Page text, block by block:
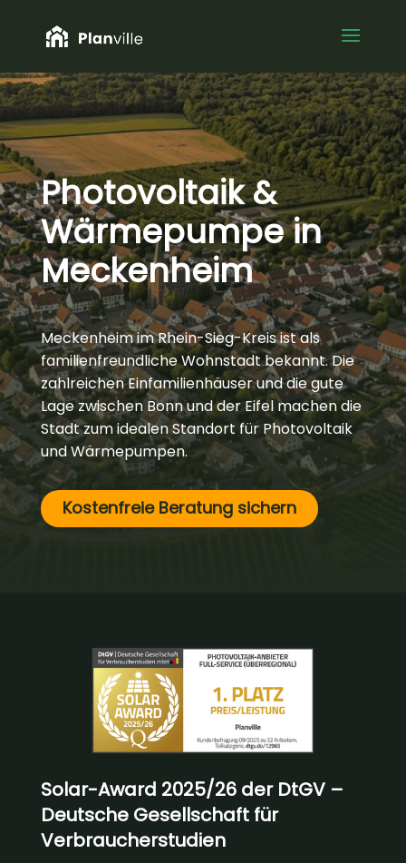
Photovoltaik &
Wärmepumpe in
Meckenheim
Meckenheim im Rhein-Sieg-Kreis ist als
familienfreundliche Wohnstadt bekannt. Die
zahlreichen Einfamilienhäuser und die gute
Lage zwischen Bonn und der Eifel machen die
Stadt zum idealen Standort für Photovoltaik
und Wärmepumpen.
Kostenfreie Beratung sichern
Solar-Award 2025/26 der DtGV –
Deutsche Gesellschaft für
Verbraucherstudien